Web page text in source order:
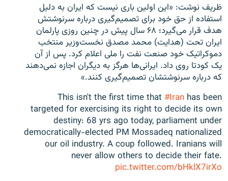
ظریف نوشت: «این اولین باری نیست که ایران به دلیل
استفاده از حق خود برای تصمیم‌گیری درباره سرنوشتش
هدف قرار می‌گیرد؛ ۶۸ سال پیش در چنین روزی پارلمان
ایران تحت (هدایت) محمد مصدق نخست‌وزیر منتخب
دموکراتیک خود صنعت نفت را ملی اعلام کرد. پس از آن
یک کودتا روی داد. ایرانی‌ها هرگز به دیگران اجازه نمی‌دهند
که درباره سرنوشتشان تصمیم‌گیری کنند.»
This isn't the first time that #Iran has been
targeted for exercising its right to decide its own
destiny: 68 yrs ago today, parliament under
democratically-elected PM Mossadeq nationalized
our oil industry. A coup followed. Iranians will
never allow others to decide their fate.
pic.twitter.com/bHklX7irXo